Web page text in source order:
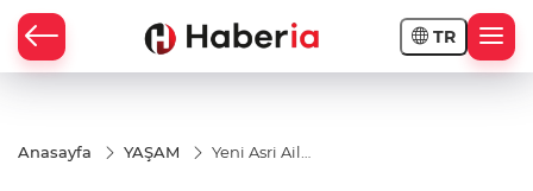
TR
Anasayfa YAŞAM
Yeni Asri Aile